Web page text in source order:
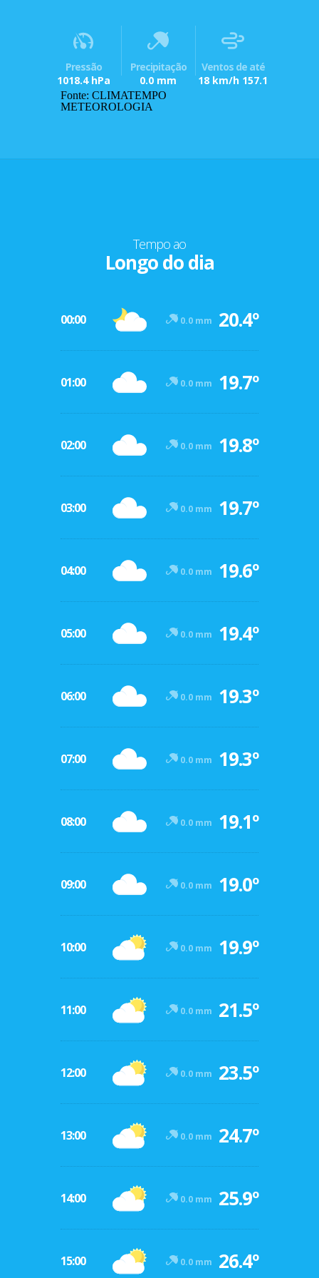
Pressão
1018.4 hPa
Precipitação
0.0 mm
Ventos de até
18 km/h 157.1
Fonte: CLIMATEMPO
METEOROLOGIA
Tempo ao
Longo do dia
00:00 0.0 mm 20.4º
01:00 0.0 mm 19.7º
02:00 0.0 mm 19.8º
03:00 0.0 mm 19.7º
04:00 0.0 mm 19.6º
05:00 0.0 mm 19.4º
06:00 0.0 mm 19.3º
07:00 0.0 mm 19.3º
08:00 0.0 mm 19.1º
09:00 0.0 mm 19.0º
10:00 0.0 mm 19.9º
11:00 0.0 mm 21.5º
12:00 0.0 mm 23.5º
13:00 0.0 mm 24.7º
14:00 0.0 mm 25.9º
15:00 0.0 mm 26.4º